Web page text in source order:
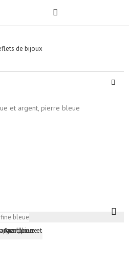
et argent, pierre bleue